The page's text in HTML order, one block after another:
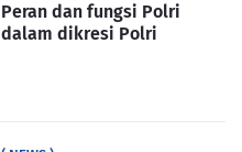
Peran dan fungsi Polri
dalam dikresi Polri